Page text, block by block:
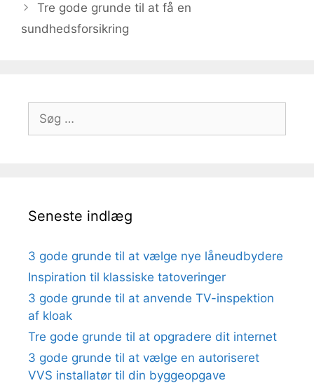
Tre gode grunde til at få en
sundhedsforsikring
Søg
efter:
Seneste indlæg
3 gode grunde til at vælge nye låneudbydere
Inspiration til klassiske tatoveringer
3 gode grunde til at anvende TV-inspektion
af kloak
Tre gode grunde til at opgradere dit internet
3 gode grunde til at vælge en autoriseret
VVS installatør til din byggeopgave